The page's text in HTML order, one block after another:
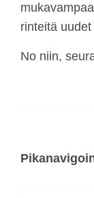
rinteitä
No niin,